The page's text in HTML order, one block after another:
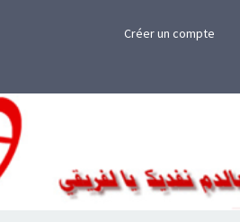
Créer un compte